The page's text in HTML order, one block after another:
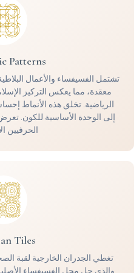
Patterns
تشتمل الفسيفساء والأعمال البلاطية
معقدة، مما يعكس التركيز الإسلامي
الرياضية. تخلق هذه الأنماط إحساسًا
إلى الوحدة الأساسية للكون. تعرض
الحرفيين
Tiles
تغطي الجدران الخارجية لقبة
والذي حل محل الفسيفساء الأصلية